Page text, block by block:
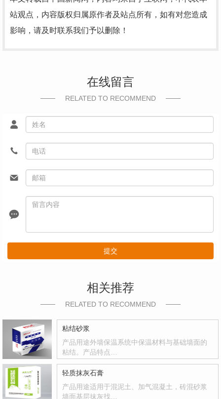
站观点，内容版权归属原作者及站点所有，如有对您造成
影响，请及时联系我们予以删除！
在线留言
RELATED TO RECOMMEND
提交
相关推荐
RELATED TO RECOMMEND
粘结砂浆
产品用途外墙保温系统中保温材料与基础墙面的
粘结。产品特点…
轻质抹灰石膏
产品用途适用于混泥土、加气混凝土，砖混砂浆
墙面基层抹灰找…